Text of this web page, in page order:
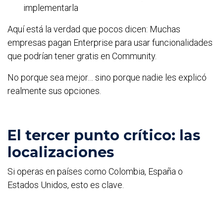
implementarla
Aquí está la verdad que pocos dicen: Muchas
empresas pagan Enterprise para usar funcionalidades
que podrían tener gratis en Community.
No porque sea mejor… sino porque nadie les explicó
realmente sus opciones.
El tercer punto crítico: las
localizaciones
Si operas en países como Colombia, España o
Estados Unidos, esto es clave.